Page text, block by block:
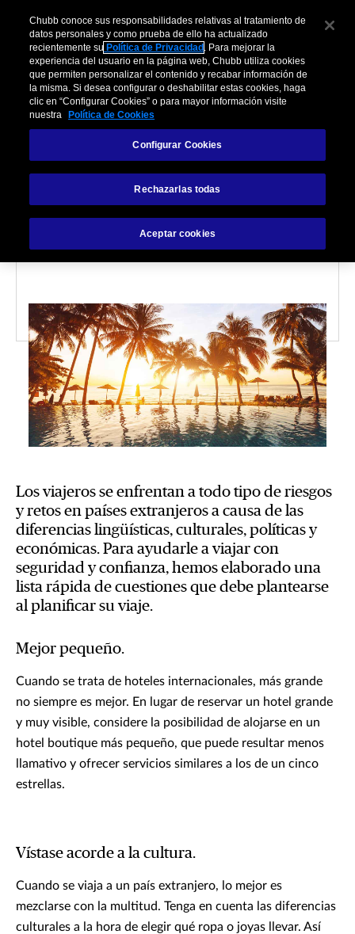
Ocho formas de viajar
con seguridad al
extranjero
Los viajeros se enfrentan a todo tipo de riesgos
y retos en países extranjeros a causa de las
diferencias lingüísticas, culturales, políticas y
económicas. Para ayudarle a viajar con
seguridad y confianza, hemos elaborado una
lista rápida de cuestiones que debe plantearse
al planificar su viaje.
Mejor pequeño.
Cuando se trata de hoteles internacionales, más grande
no siempre es mejor. En lugar de reservar un hotel grande
y muy visible, considere la posibilidad de alojarse en un
hotel boutique más pequeño, que puede resultar menos
llamativo y ofrecer servicios similares a los de un cinco
estrellas.
Vístase acorde a la cultura.
Cuando se viaja a un país extranjero, lo mejor es
mezclarse con la multitud. Tenga en cuenta las diferencias
culturales a la hora de elegir qué ropa o joyas llevar. Así
Chubb conoce sus responsabilidades relativas al tratamiento de
datos personales y como prueba de ello ha actualizado
recientemente su Política de Privacidad . Para mejorar la
experiencia del usuario en la página web, Chubb utiliza cookies
que permiten personalizar el contenido y recabar información de
la misma. Si desea configurar o deshabilitar estas cookies, haga
clic en “Configurar Cookies” o para mayor información visite
nuestra
Política de Cookies
Configurar Cookies
Rechazarlas todas
Aceptar cookies